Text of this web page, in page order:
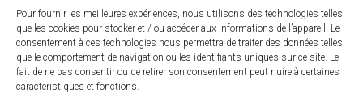
Pour fournir les meilleures expériences, nous utilisons des technologies telles
que les cookies pour stocker et / ou accéder aux informations de l’appareil. Le
consentement à ces technologies nous permettra de traiter des données telles
que le comportement de navigation ou les identifiants uniques sur ce site. Le
fait de ne pas consentir ou de retirer son consentement peut nuire à certaines
caractéristiques et fonctions.
1 Rue Constant Balquet,
79600 Airvault
05 49 64 70 13
Contacter la mairie